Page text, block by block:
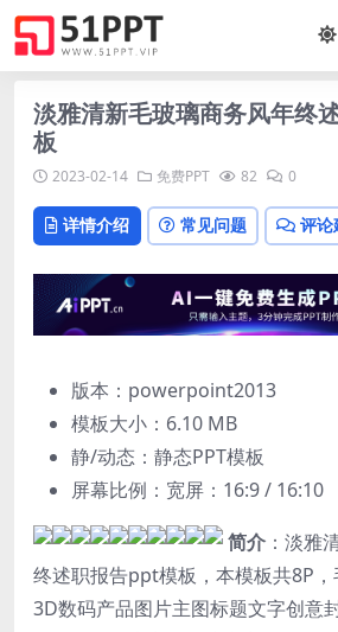
淡雅清新毛玻璃商务风年终
板
2023-02-14 免费PPT 82 0
详情介绍 常见问题 评论
版本：powerpoint2013
模板大小： 6.10 MB
静/动态：静态PPT模板
屏幕比例：宽屏：16:9 / 16:10
简介 ：淡雅
终述职报告ppt模板，本模板共8P，
3D数码产品图片主图标题文字创意